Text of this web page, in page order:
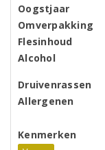
Oogstjaar
Omverpakking
Flesinhoud
Alcohol
Druivenrassen
Allergenen
Kenmerken